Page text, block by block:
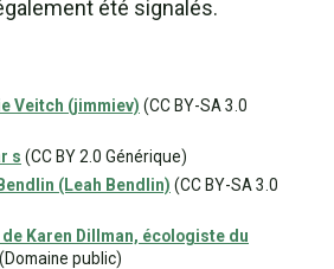
été signalés.
Veitch (jimmiev) (CC BY-SA 3.0
s (CC BY 2.0 Générique)
(Leah Bendlin) (CC BY-SA 3.0
de Karen Dillman, écologiste du
(Domaine public)